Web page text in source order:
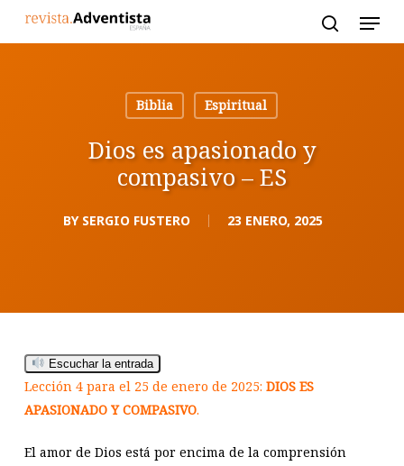
Biblia
Espiritual
Dios es apasionado y
compasivo – ES
BY SERGIO FUSTERO 23 ENERO, 2025
Escuchar la entrada
Lección 4 para el 25 de enero de 2025: DIOS ES
APASIONADO Y COMPASIVO.
El amor de Dios está por encima de la comprensión